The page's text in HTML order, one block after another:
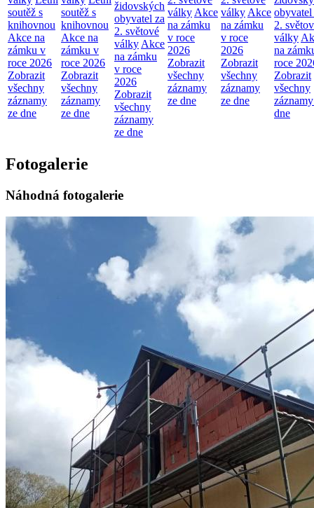
soutěž s
knihovnou
Akce na
zámku v
roce 2026
Zobrazit
všechny
záznamy
ze dne
soutěž s
knihovnou
Akce na
zámku v
roce 2026
Zobrazit
všechny
záznamy
ze dne
židovských
obyvatel za
2. světové
válkyAkce
na zámku
v roce
2026
Zobrazit
všechny
záznamy
ze dne
válkyAkce
na zámku
v roce
2026
Zobrazit
všechny
záznamy
ze dne
válkyAkce
na zámku
v roce
2026
Zobrazit
všechny
záznamy
ze dne
obyvatel
2.
války
na
roce
Zobrazit
všechny
dne
Fotogalerie
Náhodná fotogalerie